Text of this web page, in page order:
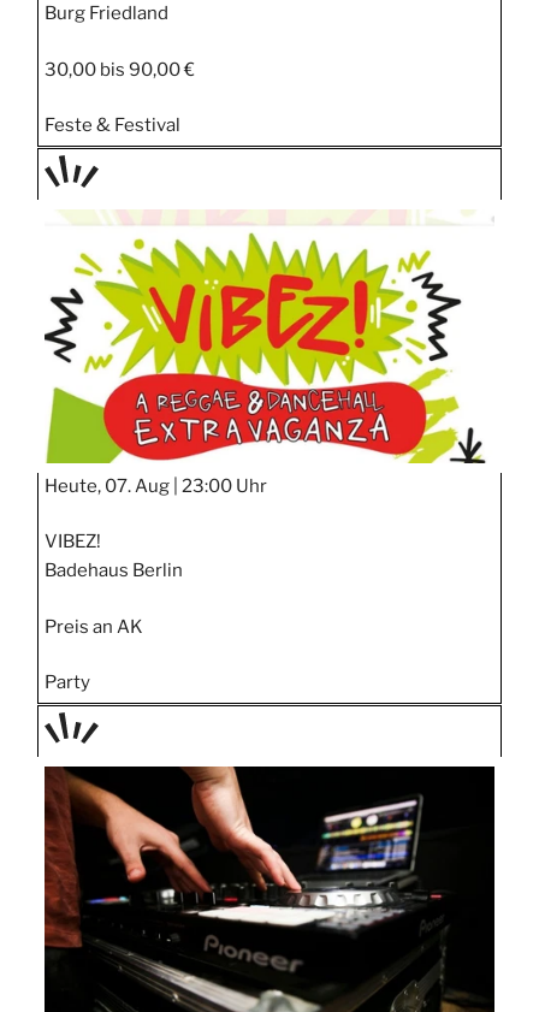
Burg Friedland
30,00 bis 90,00 €
Feste & Festival
TAGE
Heute, 07. Aug | 23:00 Uhr
VIBEZ!
Badehaus Berlin
Preis an AK
Party
TAGE
STIPP